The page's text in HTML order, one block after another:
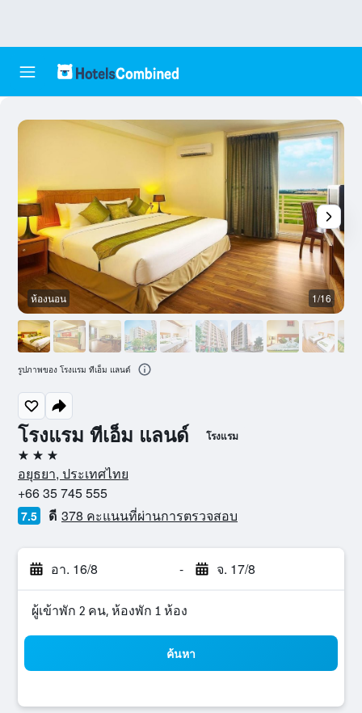
โรงแรม ทีเอ็ม แลนด์ โรงแรม
3 ดาว
อยุธยา, ประเทศไทย
+66 35 745 555
7.5 ดี 378 คะแนนที่ผ่านการตรวจสอบ
อา. 16/8 - จ. 17/8
ผู้เข้าพัก 2 คน, ห้องพัก 1 ห้อง
ค้นหา
ห้องนอน 1/16
รูปภาพของ โรงแรม ทีเอ็ม แลนด์